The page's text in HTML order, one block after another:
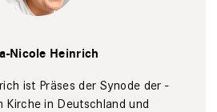
Nicole Heinrich
ist Präses der Synode der
Kirche in Deutschland und